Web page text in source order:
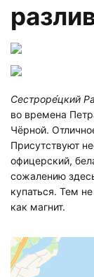
Сестроре́цкий
во времена
Чёрной.
Присутствуют
офицерский,
сожалению
купаться. Тем
как магнит.